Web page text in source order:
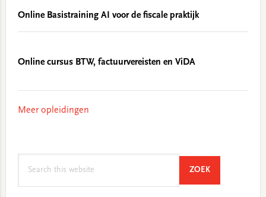
Online Basistraining AI voor de fiscale praktijk
Online cursus BTW, factuurvereisten en ViDA
Meer opleidingen
ZOEKSEARCH